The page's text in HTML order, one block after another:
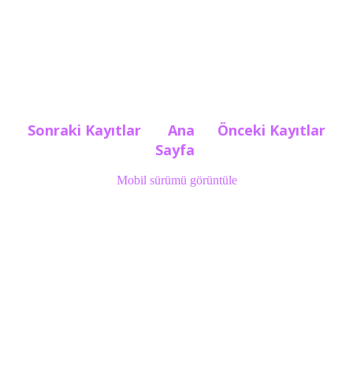
Sonraki Kayıtlar Önceki Kayıtlar
Ana
Sayfa
Mobil sürümü görüntüle